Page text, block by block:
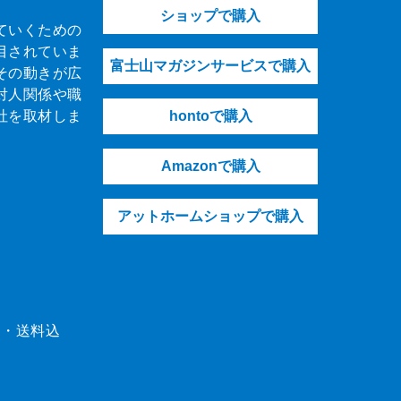
いくための
されていま
の動きが広
人関係や職
を取材しま
送料込
ショップで購入
富士山マガジンサービスで購入
hontoで購入
Amazonで購入
アットホームショップで購入